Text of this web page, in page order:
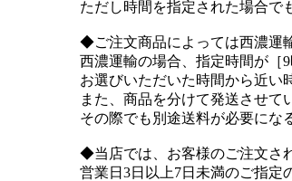
ただし時間を指定された場合で
◆ご注文商品によっては西濃運
西濃運輸の場合、指定時間が［
お選びいただいた時間から近い
また、商品を分けて発送させて
その際でも別途送料が必要にな
◆当店では、お客様のご注文さ
営業日3日以上7日未満のご指定